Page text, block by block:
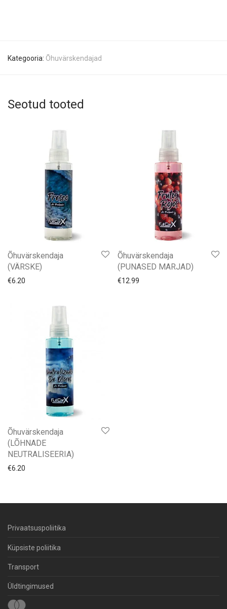
Kategooria: Õhuvärskendajad
Seotud tooted
Õhuvärskendaja
(VÄRSKE)
€6.20
Õhuvärskendaja
(PUNASED MARJAD)
€12.99
Õhuvärskendaja
(LÕHNADE
NEUTRALISEERIA)
€6.20
Privaatsuspoliitika
Küpsiste poliitika
Transport
Üldtingimused